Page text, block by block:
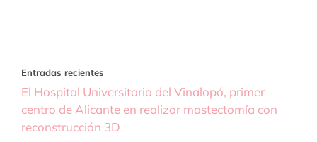
Entradas recientes
El Hospital Universitario del Vinalopó, primer
centro de Alicante en realizar mastectomía con
reconstrucción 3D